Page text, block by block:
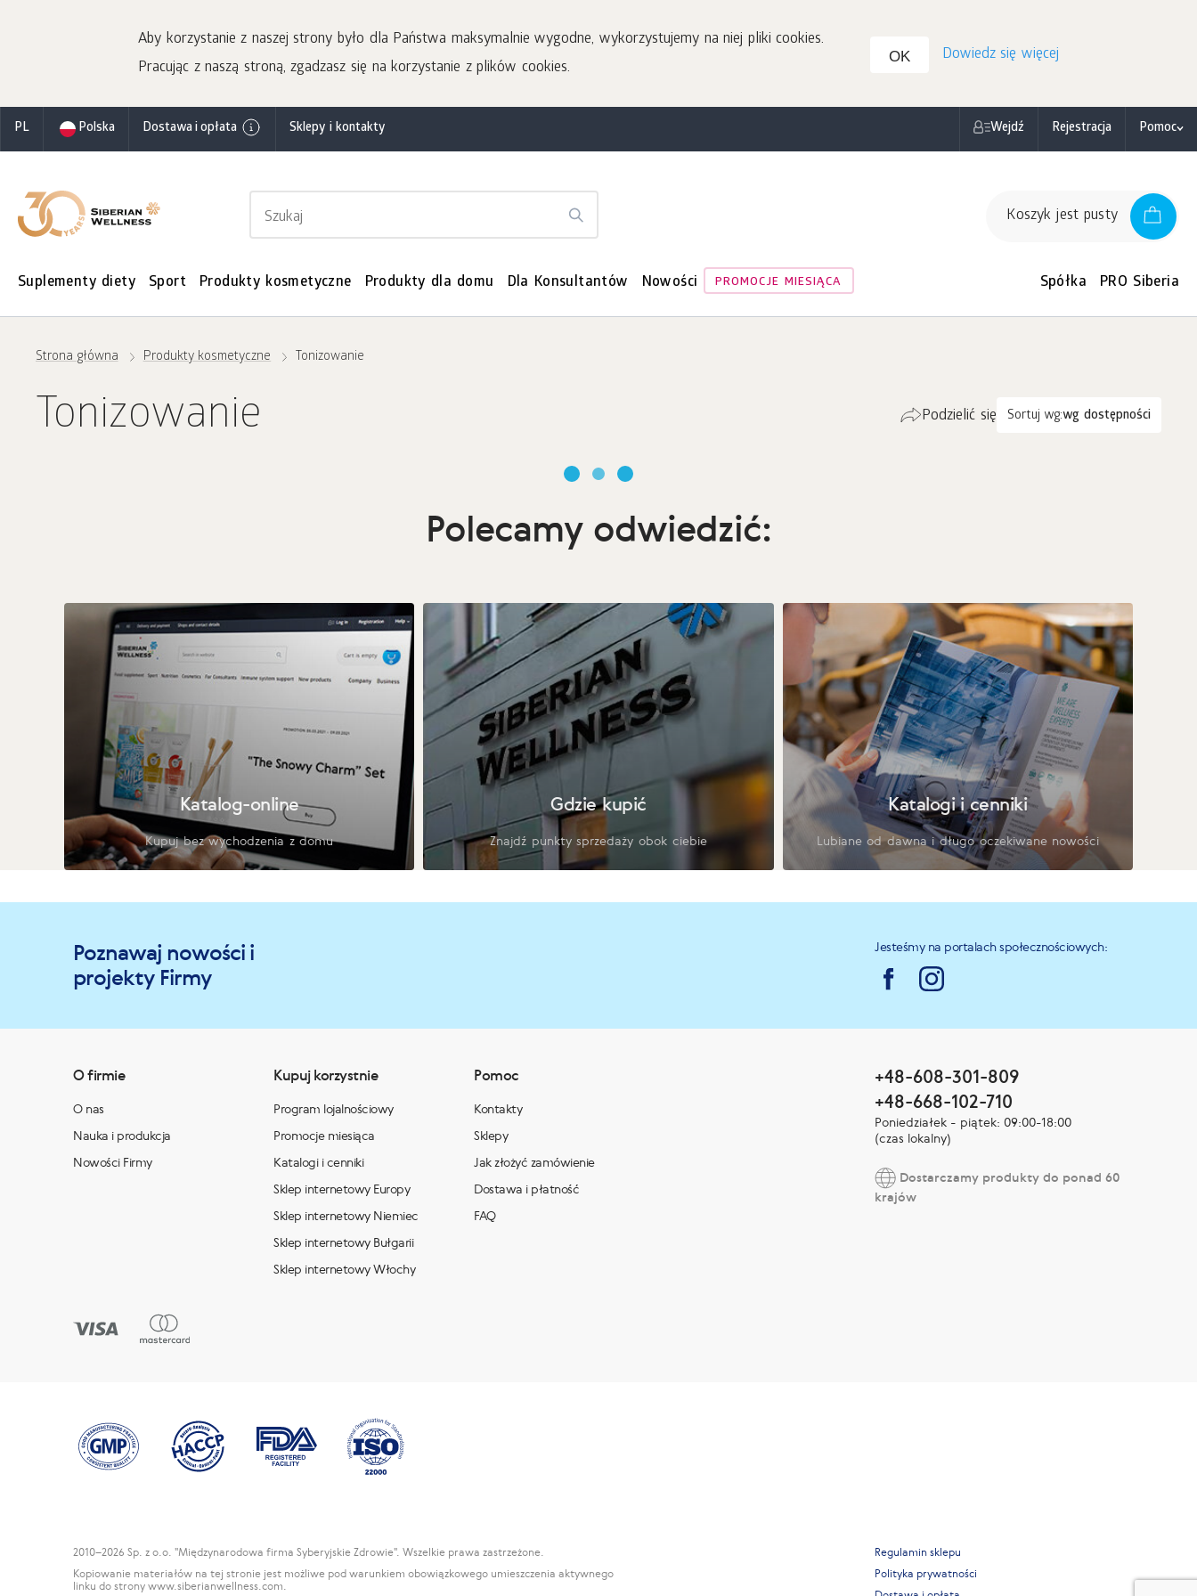
Aby korzystanie z naszej strony było dla Państwa maksymalnie wygodne, wykorzystujemy na niej pliki cookies.
Pracując z naszą stroną, zgadzasz się na korzystanie z plików cookies.
OK Dowiedz się więcej
PL Polska Dostawa i opłata Sklepy i kontakty Wejdź Rejestracja Pomoc
Koszyk jest pusty
Suplementy diety Sport Produkty kosmetyczne Produkty dla domu Dla Konsultantów Nowości PROMOCJE MIESIĄCA Spółka PRO Siberia
Strona główna Produkty kosmetyczne Tonizowanie
Tonizowanie Sortuj wg:wg dostępności
Podzielić się
Polecamy odwiedzić:
Katalog-online
Kupuj bez wychodzenia z domu
Gdzie kupić
Znajdź punkty sprzedaży obok ciebie
Katalogi i cenniki
Lubiane od dawna i długo oczekiwane nowości
Poznawaj nowości i
projekty Firmy
Jesteśmy na portalach społecznościowych:
O firmie
O nas
Nauka i produkcja
Nowości Firmy
Kupuj korzystnie
Program lojalnościowy
Promocje miesiąca
Katalogi i cenniki
Sklep internetowy Europy
Sklep internetowy Niemiec
Sklep internetowy Bułgarii
Sklep internetowy Włochy
Pomoc
Kontakty
Sklepy
Jak złożyć zamówienie
Dostawa i płatność
FAQ
+48-608-301-809
+48-668-102-710
Poniedziałek - piątek: 09:00-18:00
(czas lokalny)
Dostarczamy produkty do ponad 60
krajów
2010–2026 Sp. z o.o. "Międzynarodowa firma Syberyjskie Zdrowie". Wszelkie prawa zastrzeżone.
Kopiowanie materiałów na tej stronie jest możliwe pod warunkiem obowiązkowego umieszczenia aktywnego
linku do strony www.siberianwellness.com.
Regulamin sklepu
Polityka prywatności